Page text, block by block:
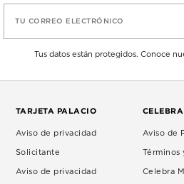
TU CORREO ELECTRÓNICO
Tus datos están protegidos. Conoce
TARJETA PALACIO
Aviso de privacidad
Solicitante
Aviso de privacidad
CELEBRA
Aviso de
Términos
Celebra